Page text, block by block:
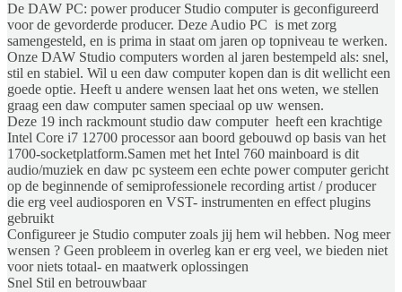
De DAW PC: power producer Studio computer is geconfigureerd
voor de gevorderde producer. Deze Audio PC is met zorg
samengesteld, en is prima in staat om jaren op topniveau te werken.
Onze DAW Studio computers worden al jaren bestempeld als: snel,
stil en stabiel. Wil u een daw computer kopen dan is dit wellicht een
goede optie. Heeft u andere wensen laat het ons weten, we stellen
graag een daw computer samen speciaal op uw wensen.
Deze 19 inch rackmount studio daw computer heeft een krachtige
Intel Core i7 12700 processor aan boord gebouwd op basis van het
1700-socketplatform.Samen met het Intel 760 mainboard is dit
audio/muziek en daw pc systeem een echte power computer gericht
op de beginnende of semiprofessionele recording artist / producer
die erg veel audiosporen en VST- instrumenten en effect plugins
gebruikt
Configureer je Studio computer zoals jij hem wil hebben. Nog meer
wensen ? Geen probleem in overleg kan er erg veel, we bieden niet
voor niets totaal- en maatwerk oplossingen
Snel Stil en betrouwbaar